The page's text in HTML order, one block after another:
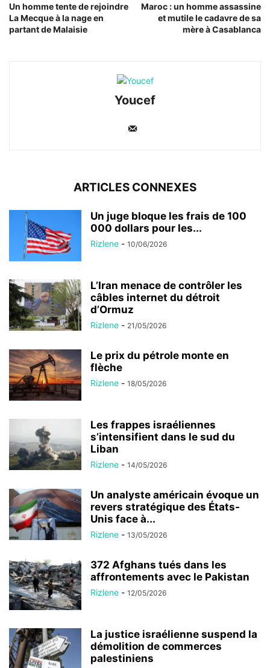
Un homme tente de rejoindre
La Mecque à la nage en
partant de Malaisie
Maroc : un homme assassine
et mutile le cadavre de sa
mère à Casablanca
Youcef
ARTICLES CONNEXES
Un juge bloque les frais de 100
000 dollars pour les...
Rizlene - 10/06/2026
L’Iran menace de contrôler les
câbles internet du détroit
d’Ormuz
Rizlene - 21/05/2026
Le prix du pétrole monte en
flèche
Rizlene - 18/05/2026
Les frappes israéliennes
s’intensifient dans le sud du
Liban
Rizlene - 14/05/2026
Un analyste américain évoque un
revers stratégique des États-
Unis face à...
Rizlene - 13/05/2026
372 Afghans tués dans les
affrontements avec le Pakistan
Rizlene - 12/05/2026
La justice israélienne suspend la
démolition de commerces
palestiniens